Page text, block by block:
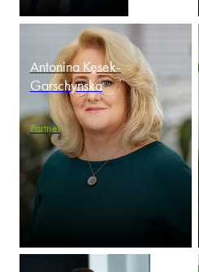
Antonina Kęsek-
Garschynska
Partner